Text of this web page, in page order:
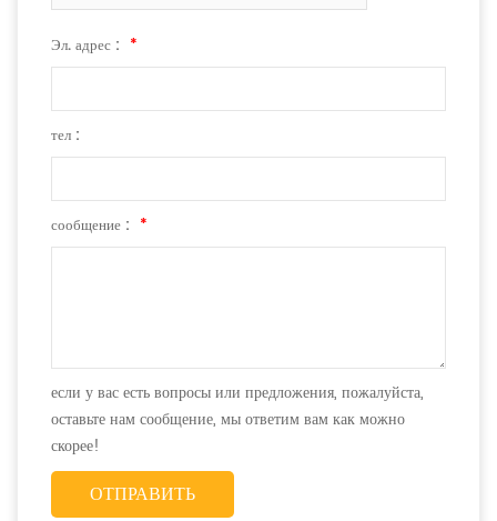
Эл. адрес : *
тел :
сообщение : *
если у вас есть вопросы или предложения, пожалуйста,
оставьте нам сообщение, мы ответим вам как можно
скорее!